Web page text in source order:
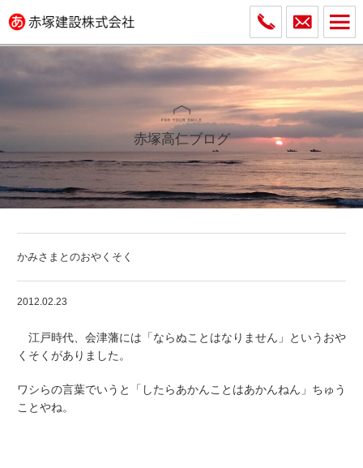
赤塚高仁ブログ
かみさまとのおやくそく
2012.02.23
江戸時代、会津藩には「ならぬことはなりません」というおや
くそくがありました。
ワシらの言葉でいうと「したらあかんことはあかんねん」ちゅう
ことやね。